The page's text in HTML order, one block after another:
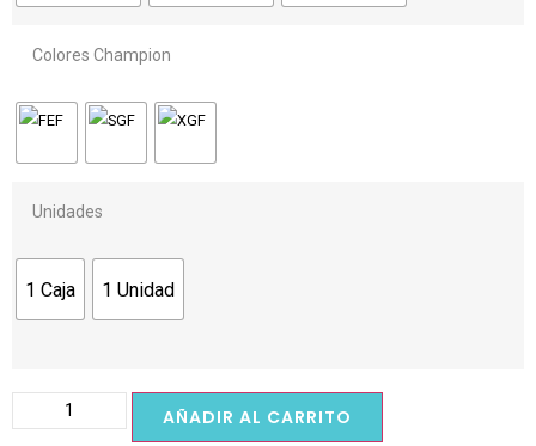
Colores Champion
Unidades
1 Caja 1 Unidad
AÑADIR AL CARRITO